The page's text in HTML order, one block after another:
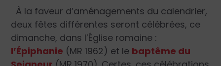
À la faveur d’aménagements du calendrier,
deux fêtes différentes seront célébrées, ce
dimanche, dans l’Église romaine :
l’Épiphanie (MR 1962) et le baptême du